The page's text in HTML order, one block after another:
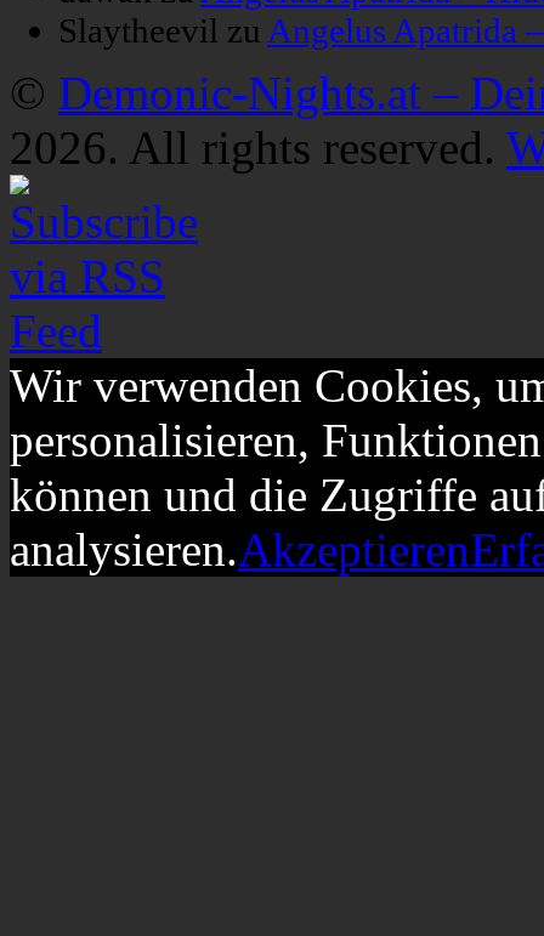
Slaytheevil zu Angelus Apatrida
© Demonic-Nights.at –
2026. All rights reserved.
Wir verwenden Cookies,
personalisieren,
können und die Zugriffe
analysieren.Akzeptieren